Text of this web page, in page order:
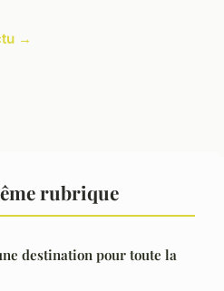
→
rubrique
destination pour toute la